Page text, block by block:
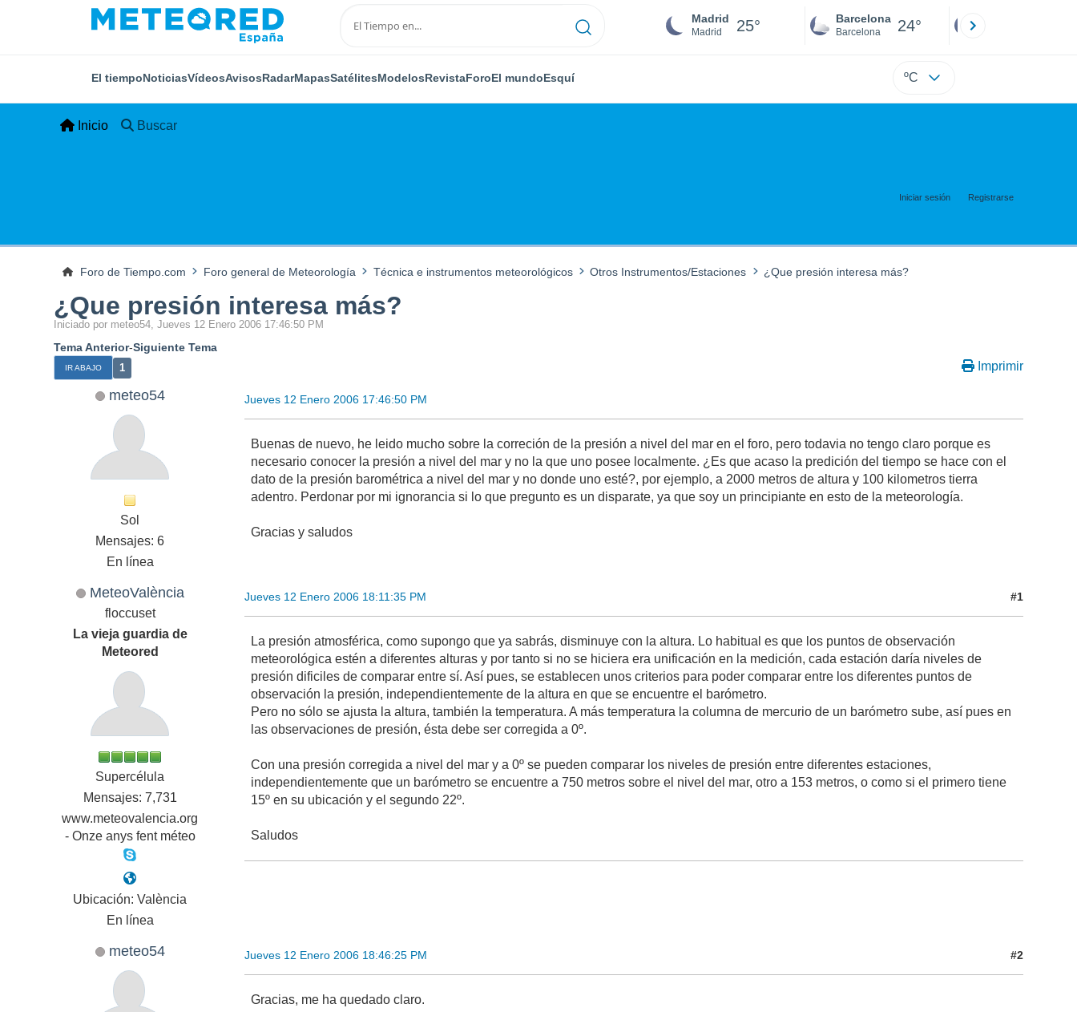
Madrid
Madrid 25° Barcelona
Barcelona 24°
El tiempoNoticiasVídeosAvisosRadarMapasSatélitesModelosRevistaForoEl mundoEsquí ºC
Inicio Buscar
Iniciar sesión Registrarse
Foro de Tiempo.com Foro general de Meteorología Técnica e instrumentos meteorológicos Otros Instrumentos/Estaciones ¿Que presión interesa más?
¿Que presión interesa más?
Iniciado por meteo54, Jueves 12 Enero 2006 17:46:50 PM
Tema Anterior-Siguiente Tema
IR ABAJO 1 Imprimir
meteo54
Sol
Mensajes: 6
En línea
Jueves 12 Enero 2006 17:46:50 PM
Buenas de nuevo, he leido mucho sobre la correción de la presión a nivel del mar en el foro, pero todavia no tengo claro porque es
necesario conocer la presión a nivel del mar y no la que uno posee localmente. ¿Es que acaso la predición del tiempo se hace con el
dato de la presión barométrica a nivel del mar y no donde uno esté?, por ejemplo, a 2000 metros de altura y 100 kilometros tierra
adentro. Perdonar por mi ignorancia si lo que pregunto es un disparate, ya que soy un principiante en esto de la meteorología.
Gracias y saludos
MeteoValència
floccuset
La vieja guardia de
Meteored
Supercélula
Mensajes: 7,731
www.meteovalencia.org
- Onze anys fent méteo
Ubicación: València
En línea
Jueves 12 Enero 2006 18:11:35 PM #1
La presión atmosférica, como supongo que ya sabrás, disminuye con la altura. Lo habitual es que los puntos de observación
meteorológica estén a diferentes alturas y por tanto si no se hiciera era unificación en la medición, cada estación daría niveles de
presión dificiles de comparar entre sí. Así pues, se establecen unos criterios para poder comparar entre los diferentes puntos de
observación la presión, independientemente de la altura en que se encuentre el barómetro.
Pero no sólo se ajusta la altura, también la temperatura. A más temperatura la columna de mercurio de un barómetro sube, así pues en
las observaciones de presión, ésta debe ser corregida a 0º.
Con una presión corregida a nivel del mar y a 0º se pueden comparar los niveles de presión entre diferentes estaciones,
independientemente que un barómetro se encuentre a 750 metros sobre el nivel del mar, otro a 153 metros, o como si el primero tiene
15º en su ubicación y el segundo 22º.
Saludos
meteo54 Jueves 12 Enero 2006 18:46:25 PM #2
Gracias, me ha quedado claro.